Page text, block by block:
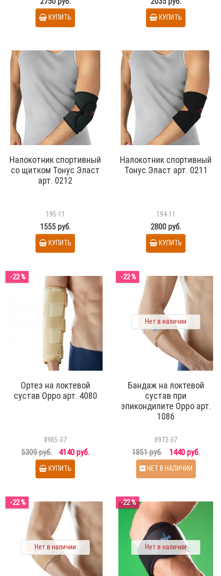
КУПИТЬ КУПИТЬ
Налокотник спортивный
со щитком Тонус Эласт
арт. 0212
195-11
1555 руб.
КУПИТЬ
Налокотник спортивный
Тонус Эласт арт. 0211
194-11
2800 руб.
КУПИТЬ
-22 %
Ортез на локтевой
сустав Oppo арт. 4080
8985-37
5309 руб. 4140 руб.
КУПИТЬ
-22 %
Нет в наличии
Бандаж на локтевой
сустав при
эпикондилите Oppo арт.
1086
8973-37
1851 руб. 1440 руб.
НЕТ В НАЛИЧИИ
-22 %
Нет в наличии
-22 %
Нет в наличии